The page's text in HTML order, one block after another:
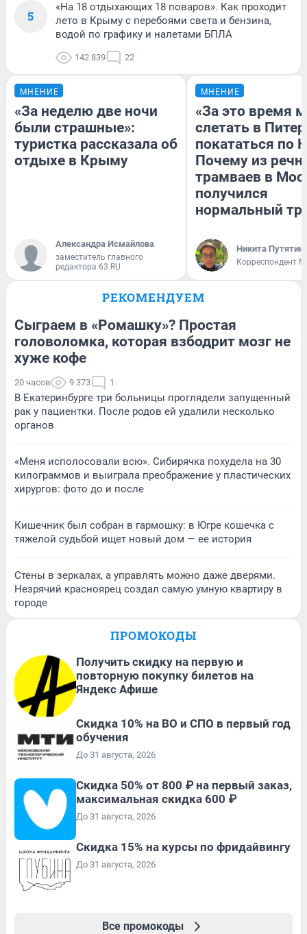
5
«На 18 отдыхающих 18 поваров». Как проходит
лето в Крыму с перебоями света и бензина,
водой по графику и налетами БПЛА
142 839 22
МНЕНИЕ
«За неделю две ночи
были страшные»:
туристка рассказала об
отдыхе в Крыму
Александра Исмайлова
заместитель главного
редактора 63.RU
МНЕНИЕ
«За это время
слетать в
покататься по
Почему из
трамваев в
получился
нормальный
Никита Путятин
Корреспондент
РЕКОМЕНДУЕМ
Сыграем в «Ромашку»? Простая
головоломка, которая взбодрит мозг не
хуже кофе
20 часов 9 373 1
В Екатеринбурге три больницы проглядели запущенный
рак у пациентки. После родов ей удалили несколько
органов
«Меня исполосовали всю». Сибирячка похудела на 30
килограммов и выиграла преображение у пластических
хирургов: фото до и после
Кишечник был собран в гармошку: в Югре кошечка с
тяжелой судьбой ищет новый дом — ее история
Стены в зеркалах, а управлять можно даже дверями.
Незрячий красноярец создал самую умную квартиру в
городе
ПРОМОКОДЫ
Получить скидку на первую и
повторную покупку билетов на
Яндекс Афише
Скидка 10% на ВО и СПО в первый год
обучения
До 31 августа, 2026
Скидка 50% от 800 ₽ на первый заказ,
максимальная скидка 600 ₽
До 31 августа, 2026
Скидка 15% на курсы по фридайвингу
До 31 августа, 2026
Все промокоды